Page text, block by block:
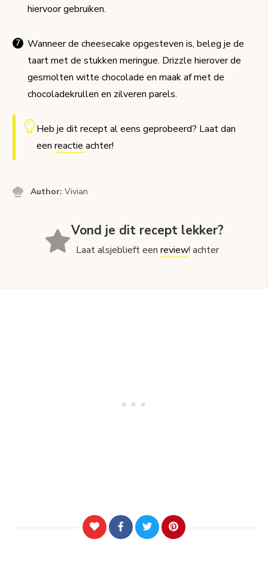
hiervoor gebruiken.
Wanneer de cheesecake opgesteven is, beleg je de
taart met de stukken meringue. Drizzle hierover de
gesmolten witte chocolade en maak af met de
chocoladekrullen en zilveren parels.
Heb je dit recept al eens geprobeerd? Laat dan
een reactie achter!
Author:Vivian
Vond je dit recept lekker?
Laat alsjeblieft eenreview! achter